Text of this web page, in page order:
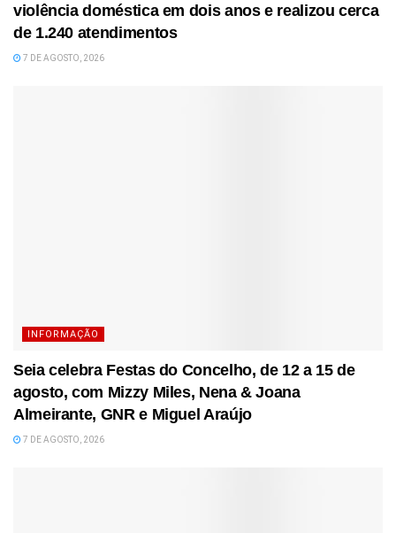
violência doméstica em dois anos e realizou cerca
de 1.240 atendimentos
7 DE AGOSTO, 2026
INFORMAÇÃO
Seia celebra Festas do Concelho, de 12 a 15 de
agosto, com Mizzy Miles, Nena & Joana
Almeirante, GNR e Miguel Araújo
7 DE AGOSTO, 2026